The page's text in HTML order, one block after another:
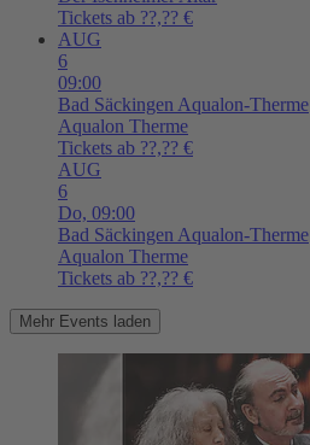
Tickets ab ??,?? €
AUG
6
09:00
Bad Säckingen Aqualon-Therme
Aqualon Therme
Tickets ab ??,?? €
AUG
6
Do, 09:00
Bad Säckingen Aqualon-Therme
Aqualon Therme
Tickets ab ??,?? €
Mehr Events laden